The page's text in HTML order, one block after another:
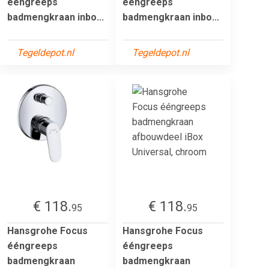
badmengkraan inbo...
Tegeldepot.nl
badmengkraan inbo...
Tegeldepot.nl
€ 118.95
Hansgrohe Focus
ééngreeps
badmengkraan
€ 118.95
Hansgrohe Focus
ééngreeps
badmengkraan